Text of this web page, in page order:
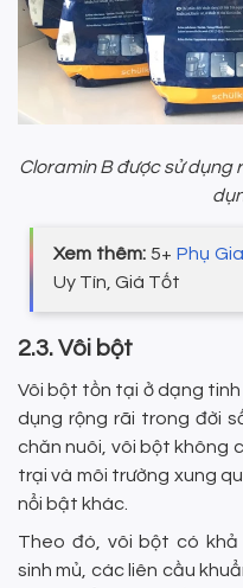
Cloramin B được sử dụng
Xem thêm:5+ Phụ
Uy Tín, Giá Tốt
2.3. Vôi bột
Vôi bột tồn tại ở dạng
dụng rộng rãi trong đời
chăn nuôi, vôi bột không
trại và môi trường xung
nổi bật khác.
Theo đó, vôi bột có
sinh mủ, các liên cầu